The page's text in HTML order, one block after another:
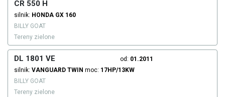
CR 550 H
silnik: HONDA GX 160
BILLY GOAT
Tereny zielone
DL 1801 VE od: 01.2011
silnik: VANGUARD TWIN moc: 17HP/13KW
BILLY GOAT
Tereny zielone